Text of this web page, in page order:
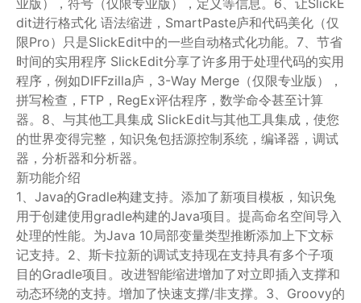
dit进行格式化 语法缩进，SmartPaste庐和代码美化（仅
限Pro）只是SlickEdit中的一些自动格式化功能。7、节省
时间的实用程序 SlickEdit分享了许多用于处理代码的实用
程序，例如DIFFzilla庐，3-Way Merge（仅限专业版），
拼写检查，FTP，RegEx评估程序，数学命令甚至计算
器。8、与其他工具集成 SlickEdit与其他工具集成，使您
的世界变得完整，知识兔包括源控制系统，编译器，调试
器，分析器和分析器。
新功能介绍
1、Java的Gradle构建支持。添加了新项目模板，知识兔
用于创建使用gradle构建的Java项目。提高命名空间导入
处理的性能。为Java 10局部变量类型推断添加上下文标
记支持。2、斯卡拉新的调试支持现在支持具有多个子项
目的Gradle项目。改进智能缩进增加了对立即插入支撑和
动态环绕的支持。增加了快速支撑/非支撑。3、Groovy的